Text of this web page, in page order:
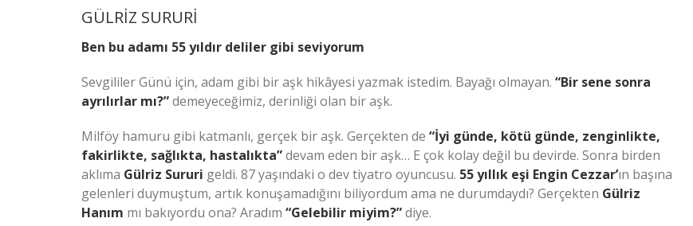
GÜLRİZ SURURİ
Ben bu adamı 55 yıldır deliler gibi seviyorum
Sevgililer Günü için, adam gibi bir aşk hikâyesi yazmak istedim. Bayağı olmayan. “Bir sene sonra
ayrılırlar mı?”demeyeceğimiz, derinliği olan bir aşk.
Milföy hamuru gibi katmanlı, gerçek bir aşk. Gerçekten de “İyi günde, kötü günde, zenginlikte,
fakirlikte, sağlıkta, hastalıkta”devam eden bir aşk… E çok kolay değil bu devirde. Sonra birden
aklıma Gülriz Sururi geldi. 87 yaşındaki o dev tiyatro oyuncusu. 55 yıllık eşi Engin Cezzar’ın başına
gelenleri duymuştum, artık konuşamadığını biliyordum ama ne durumdaydı? Gerçekten Gülriz
Hanım mı bakıyordu ona? Aradım “Gelebilir miyim?”diye.